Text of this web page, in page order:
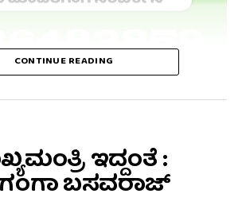
CONTINUE READING
ಇದ್ದಂತೆ :
ಬಸವರಾಜ್